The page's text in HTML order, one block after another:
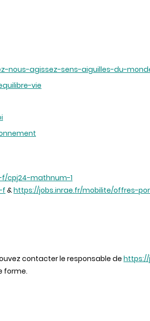
nous-agissez-sens-aiguilles-du-
vie
cpj24-mathnum-1
f &https://jobs.inrae.fr/mobilite/offres-
contacter le responsable de https://
forme.